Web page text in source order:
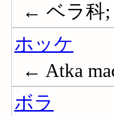
← ベラ科;
ホッケ
← Atka
ボラ